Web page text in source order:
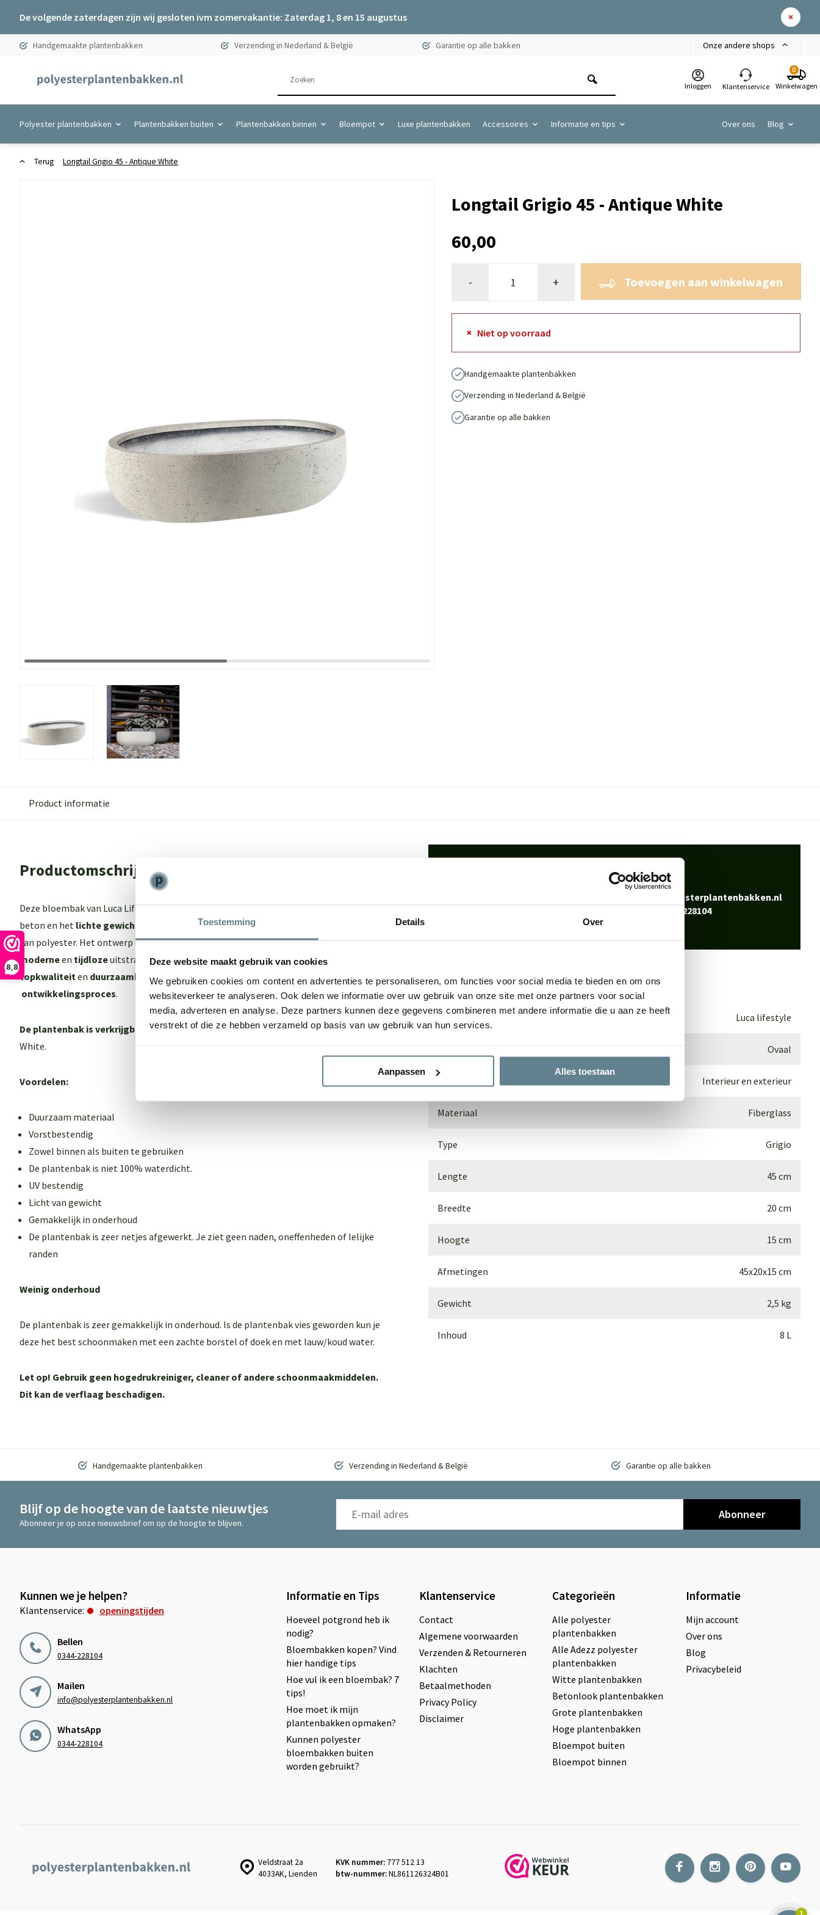
Toestemming Details Over
Deze website maakt gebruik van cookies
We gebruiken cookies om content en advertenties te personaliseren, om functies voor social media te bieden en om ons
websiteverkeer te analyseren. Ook delen we informatie over uw gebruik van onze site met onze partners voor social
media, adverteren en analyse. Deze partners kunnen deze gegevens combineren met andere informatie die u aan ze heeft
verstrekt of die ze hebben verzameld op basis van uw gebruik van hun services.
Aanpassen Alles toestaan
8,8
De volgende zaterdagen zijn wij gesloten ivm zomervakantie: Zaterdag 1, 8 en 15 augustus
Handgemaakte plantenbakken Verzending in Nederland & België Garantie op alle bakken Onze andere shops
Inloggen Klantenservice
0
Winkelwagen
Polyester plantenbakken Plantenbakken buiten Plantenbakken binnen Bloempot Luxe plantenbakken Accessoires Informatie en tips Over ons Blog
Terug Longtail Grigio 45 - Antique White
Longtail Grigio 45 - Antique White
60,00
- + Toevoegen aan winkelwagen
Niet op voorraad
Handgemaakte plantenbakken
Verzending in Nederland & België
Garantie op alle bakken
Product informatie
Productomschrijving
Deze bloembak van Luca Lifestyle biedt het beste van 2 werelden: De
beton en het lichte gewich sterkenonderhoudsvriendelijke
van polyester. Het ontwerp en de kleur van de Luca Lifestyle plantenbakken geven een
moderneen tijdlozeuitstraling. Een echte eyecatcher in je tuin. De bloembak is van
topkwaliteit en duurzaamheiddankzij een intensief
zorgvuldig
ontwikkelingsproces.
De plantenbak is verkrijgbaar in 3 kleuren:Antraciet, Natural Concrete en Antique
White.
Voordelen:
Duurzaam materiaal
Vorstbestendig
Zowel binnen als buiten te gebruiken
De plantenbak is niet 100% waterdicht.
UV bestendig
Licht van gewicht
Gemakkelijk in onderhoud
De plantenbak is zeer netjes afgewerkt. Je ziet geen naden, oneffenheden of lelijke
randen
Weinig onderhoud
De plantenbak is zeer gemakkelijk in onderhoud. Is de plantenbak vies geworden kun je
deze het best schoonmaken met een zachte borstel of doek en met lauw/koud water.
Let op! Gebruik geen hogedrukreiniger, cleaner of andere schoonmaakmiddelen.
Dit kan de verflaag beschadigen.
Wil je advies of heb je een vraag? Neem contactBel0344-228104
info@polyesterplantenbakken.nl
0344-228104
Specificaties
Merk Luca lifestyle
Ovaal
Interieur en exterieur
Materiaal Fiberglass
Type Grigio
Lengte 45 cm
Breedte 20 cm
Hoogte 15 cm
Afmetingen 45x20x15 cm
Gewicht 2,5 kg
Inhoud 8 L
Handgemaakte plantenbakken Verzending in Nederland & België Garantie op alle bakken
Blijf op de hoogte van de laatste nieuwtjes
Abonneer je op onze nieuwsbrief om op de hoogte te blijven.
Abonneer
Kunnen we je helpen?
Klantenservice: openingstijden
Bellen
0344-228104
Mailen
info@polyesterplantenbakken.nl
WhatsApp
0344-228104
Informatie en Tips
Hoeveel potgrond heb ik
nodig?
Bloembakken kopen? Vind
hier handige tips
Hoe vul ik een bloembak? 7
tips!
Hoe moet ik mijn
plantenbakken opmaken?
Kunnen polyester
bloembakken buiten
worden gebruikt?
Klantenservice
Contact
Algemene voorwaarden
Verzenden & Retourneren
Klachten
Betaalmethoden
Privacy Policy
Disclaimer
Categorieën
Alle polyester
plantenbakken
Alle Adezz polyester
plantenbakken
Witte plantenbakken
Betonlook plantenbakken
Grote plantenbakken
Hoge plantenbakken
Bloempot buiten
Bloempot binnen
Informatie
Mijn account
Over ons
Blog
Privacybeleid
Veldstraat 2a
4033AK, Lienden
KVK nummer: 777 512 13
btw-nummer:NL861126324B01